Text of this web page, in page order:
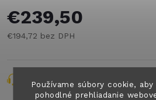
Používame súbory cookie,
pohodlné prehliadanie
€239,50
€194,72 bez DPH
Opýtať sa